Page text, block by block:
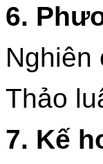
6.
Nghiên
Thảo
7. Kế